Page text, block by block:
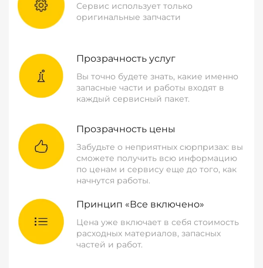
Сервис использует только
оригинальные запчасти
Прозрачность услуг
Вы точно будете знать, какие именно
запасные части и работы входят в
каждый сервисный пакет.
Прозрачность цены
Забудьте о неприятных сюрпризах: вы
сможете получить всю информацию
по ценам и сервису еще до того, как
начнутся работы.
Принцип «Все включено»
Цена уже включает в себя стоимость
расходных материалов, запасных
частей и работ.